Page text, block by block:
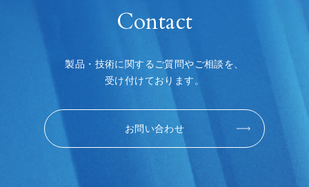
Contact
製品・技術に関するご質問やご相談を、
受け付けております。
お問い合わせ